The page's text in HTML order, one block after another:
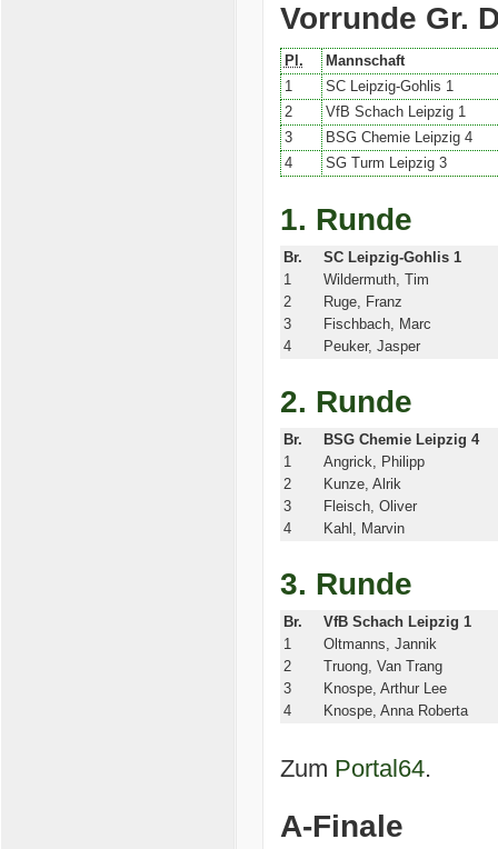
Vorrunde Gr.
Pl.
Mannschaft
1
SC Leipzig-Gohlis 1
2
VfB Schach Leipzig 1
3
BSG Chemie Leipzig 4
4
SG Turm Leipzig 3
1. Runde
Br.
SC Leipzig-Gohlis 1
1
Wildermuth, Tim
2
Ruge, Franz
3
Fischbach, Marc
4
Peuker, Jasper
2. Runde
Br.
BSG Chemie Leipzig 4
1
Angrick, Philipp
2
Kunze, Alrik
3
Fleisch, Oliver
4
Kahl, Marvin
3. Runde
Br.
VfB Schach Leipzig 1
1
Oltmanns, Jannik
2
Truong, Van Trang
3
Knospe, Arthur Lee
4
Knospe, Anna Roberta
Zum Portal64.
A-Finale